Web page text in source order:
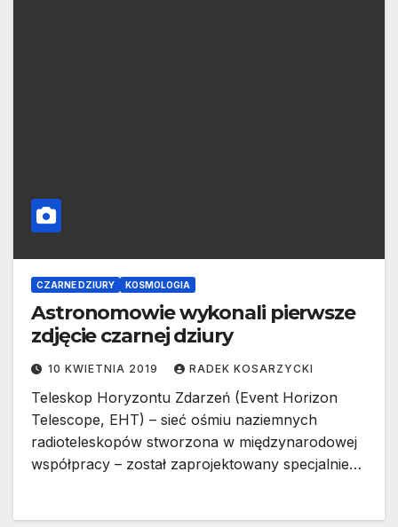
CZARNE DZIURY KOSMOLOGIA
Astronomowie wykonali pierwsze
zdjęcie czarnej dziury
10 KWIETNIA 2019 RADEK KOSARZYCKI
Teleskop Horyzontu Zdarzeń (Event Horizon
Telescope, EHT) – sieć ośmiu naziemnych
radioteleskopów stworzona w międzynarodowej
współpracy – został zaprojektowany specjalnie…